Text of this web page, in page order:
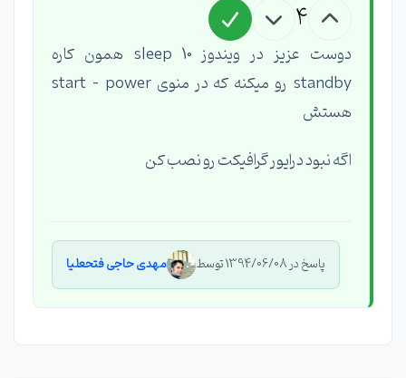
4
دوست عزیز در ویندوز 10 sleep همون کاره
standby رو میکنه که در منوی start - power
هستش
اگه نبود درایور گرافیکت رو نصب کن
پاسخ در 1394/06/08 توسط مهدی حاجی فتحعلیا